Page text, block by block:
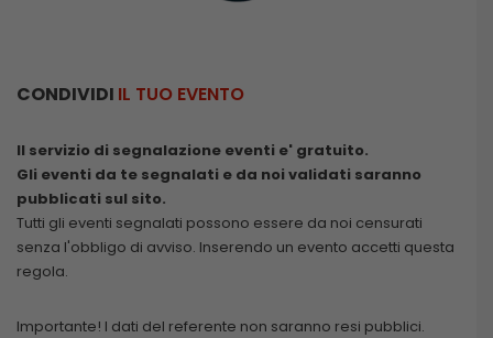
CONDIVIDI IL TUO EVENTO
Il servizio di segnalazione eventi e' gratuito.
Gli eventi da te segnalati e da noi validati saranno
pubblicati sul sito.
Tutti gli eventi segnalati possono essere da noi censurati
senza l'obbligo di avviso. Inserendo un evento accetti questa
regola.
Importante! I dati del referente non saranno resi pubblici.